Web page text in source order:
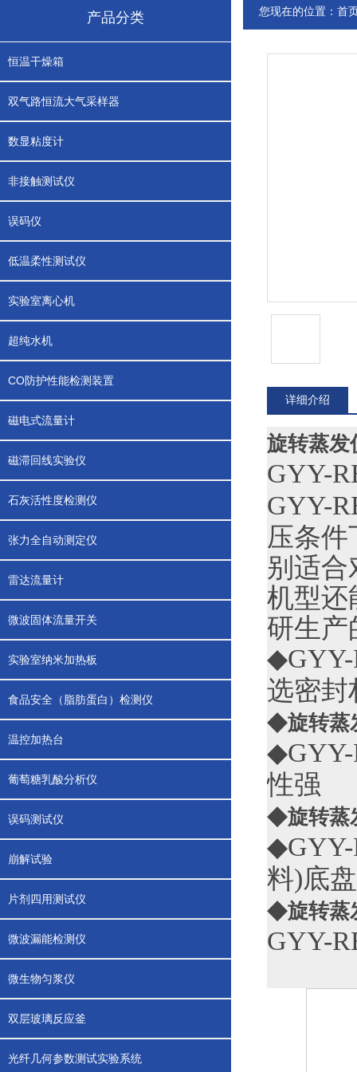
产品分类
恒温干燥箱
双气路恒流大气采样器
数显粘度计
非接触测试仪
误码仪
低温柔性测试仪
实验室离心机
超纯水机
CO防护性能检测装置
磁电式流量计
磁滞回线实验仪
石灰活性度检测仪
张力全自动测定仪
雷达流量计
微波固体流量开关
实验室纳米加热板
食品安全（脂肪蛋白）检测仪
温控加热台
葡萄糖乳酸分析仪
误码测试仪
崩解试验
片剂四用测试仪
微波漏能检测仪
微生物匀浆仪
双层玻璃反应釜
光纤几何参数测试实验系统
您现在的位置： 首
详细介绍
旋转蒸发
GYY-
GYY-
压条
别适合
机型还
研生产
◆GYY-
选密封
◆旋转蒸
◆GYY-
性强
◆旋转蒸
◆GYY-
料)底
◆旋转蒸
GYY-